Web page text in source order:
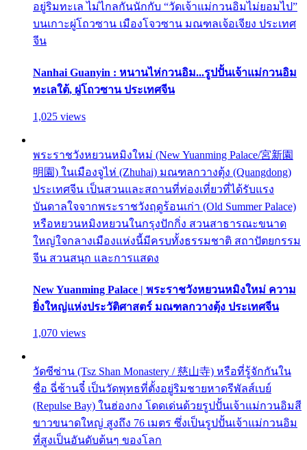
อยู่ริมทะเล ไม่ไกลกันนักกับ “วัดเจ้าแม่กวนอิมไม่ยอมไป”
บนเกาะผู่โถวซาน เมืองโจวซาน มณฑลเจ้อเจียง ประเทศ
จีน
Nanhai Guanyin : หนานไห่กวนอิม...รูปปั้นเจ้าแม่กวนอิม
ทะเลใต้, ผู่โถวซาน ประเทศจีน
1,025 views
พระราชวังหยวนหมิงใหม่ (New Yuanming Palace/宮新園
明園) ในเมืองจูไห่ (Zhuhai) มณฑลกวางตุ้ง (Quangdong)
ประเทศจีน เป็นสวนและสถานที่ท่องเที่ยวที่ได้รับแรง
บันดาลใจจากพระราชวังฤดูร้อนเก่า (Old Summer Palace)
หรือหยวนหมิงหยวนในกรุงปักกิ่ง สวนสาธารณะขนาด
ใหญ่ใจกลางเมืองแห่งนี้มีครบทั้งธรรมชาติ สถาปัตยกรรม
จีน สวนสนุก และการแสดง
New Yuanming Palace | พระราชวังหยวนหมิงใหม่ ความ
ยิ่งใหญ่แห่งประวัติศาสตร์ มณฑลกวางตุ้ง ประเทศจีน
1,070 views
วัดซีซ่าน (Tsz Shan Monastery / 慈山寺) หรือที่รู้จักกันใน
ชื่อ ฉี่ซ้านจี๋ เป็นวัดพุทธที่ตั้งอยู่ริมชายหาดรีพัลส์เบย์
(Repulse Bay) ในฮ่องกง โดดเด่นด้วยรูปปั้นเจ้าแม่กวนอิมสี
ขาวขนาดใหญ่ สูงถึง 76 เมตร ซึ่งเป็นรูปปั้นเจ้าแม่กวนอิม
ที่สูงเป็นอันดับต้นๆ ของโลก